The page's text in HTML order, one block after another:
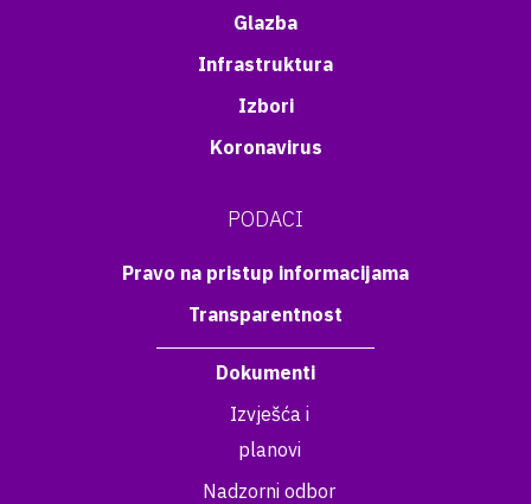
Glazba
Infrastruktura
Izbori
Koronavirus
PODACI
Pravo na pristup informacijama
Transparentnost
Dokumenti
Izvješća i
planovi
Nadzorni odbor